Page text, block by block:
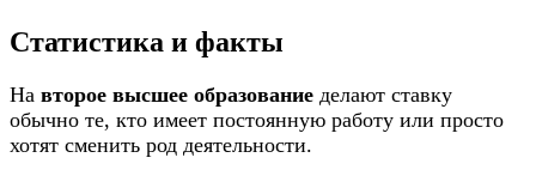
Статистика и факты
На второе высшее образование делают ставку
обычно те, кто имеет постоянную работу или просто
хотят сменить род деятельности.